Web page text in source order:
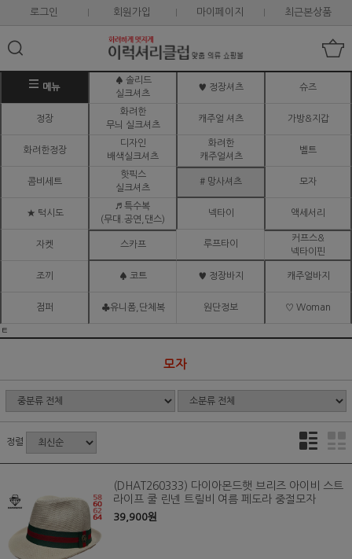
로그인 회원가입 마이페이지 최근본상품
메뉴
♠ 솔리드
실크셔츠
♥ 정장셔츠 슈즈
정장
화려한
무늬 실크셔츠
캐주얼 셔츠 가방&지갑
화려한정장
디자인
배색실크셔츠
화려한
캐주얼셔츠
벨트
콤비세트
핫픽스
실크셔츠
# 망사셔츠 모자
★ 턱시도
♬ 특수복
(무대.공연,댄스)
넥타이 액세서리
자켓 스카프 루프타이
커프스&
넥타이핀
조끼 ♠ 코트 ♥ 정장바지 캐주얼바지
점퍼 ♣유니폼,단체복 원단정보 ♡ Woman
ㅌ
모자
정렬
(DHAT260333) 다이아몬드햇 브리즈 아이비 스트
라이프 쿨 린넨 트릴비 여름 페도라 중절모자
39,900원